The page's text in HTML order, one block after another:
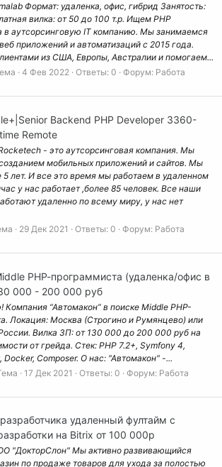
Формат: удаленка, офис, гибрид Занятость:
вилка: от 50 до 100 т.р. Ищем PHP
в аутсорсинговую IT компанию. Мы занимаемся
приложений и автоматизаций с 2015 года.
из США, Европы, Австралии и помогаем...
4 Фев 2022 Ответы: 0 Форум: Работа
Backend PHP Developer 3360-
Remote
- это аутсорсинговая компания. Мы
мобильных приложений и сайтов. Mы
лет. И все это время мы работаем в удаленном
у нас работает ,более 85 человек. Все наши
удаленно по всему миру, у нас нет
29 Дек 2021 Ответы: 0 Форум: Работа
РНР-программиста (удаленка/офис в
000 - 200 000 руб
Компания “Автомакон” в поиске Middle РНР-
Локация: Москва (Строгино и Румянцево) или
Вилка ЗП: от 130 000 до 200 000 руб на
от грейда. Стек: PHP 7.2+, Symfony 4,
Docker, Composer. О нас: "Автомакон" -...
17 Дек 2021 Ответы: 0 Форум: Работа
удаленный фултайм с
на Bitrix от 100 000р
"ДокторСлон" Мы активно развивающийся
по продаже товаров для ухода за полостью